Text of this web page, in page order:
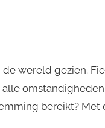
wereld gezien.
bereikt? Met